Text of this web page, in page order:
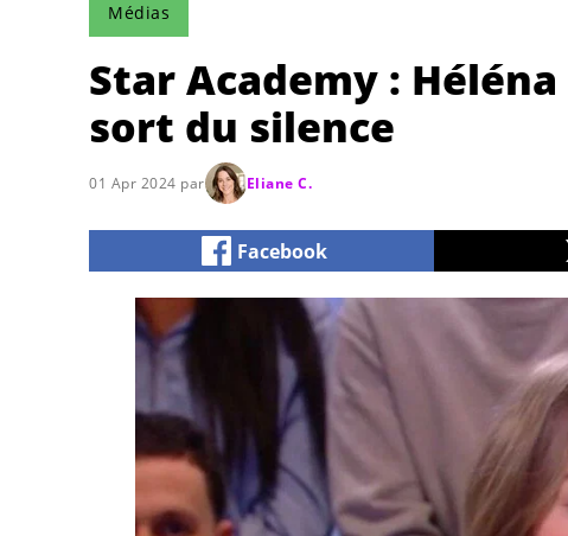
Médias
Star Academy :
sort du silence
01 Apr 2024 par Eliane C.
Facebook